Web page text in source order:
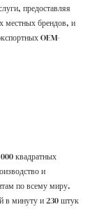
предоставляя
местных брендов, и
OEM-
квадратных
и
по всему миру.
в минуту и ​​230 штук